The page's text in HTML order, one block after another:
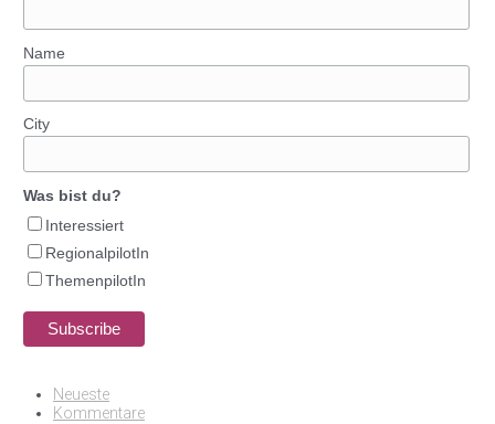
Name
City
Was bist du?
Interessiert
RegionalpilotIn
ThemenpilotIn
Neueste
Kommentare